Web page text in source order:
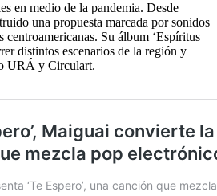
en medio de la pandemia. Desde
una propuesta marcada por sonidos
centroamericanas. Su álbum ‘Espíritus
distintos escenarios de la región y
URÁ y Circulart.